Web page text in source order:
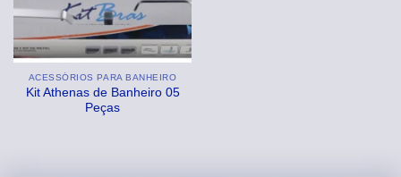
ACESSÓRIOS PARA BANHEIRO
Kit Athenas de Banheiro 05
Peças